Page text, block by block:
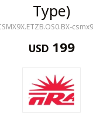
Type)
USD 199